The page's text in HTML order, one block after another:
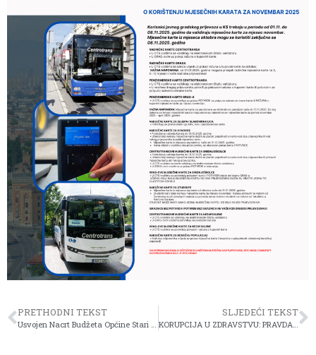
PRETHODNI TEKST
Usvojen Nacrt Budžeta Općine Stari Grad za 2026. godinu
SLJEDEĆI TEKST
KORUPCIJA U ZDRAVSTVU: PRAVDA (NE)DOSTIŽNA